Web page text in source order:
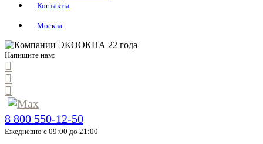
Контакты
Москва
Напишите нам:
8 800 550-12-50
Ежедневно с 09:00 до 21:00